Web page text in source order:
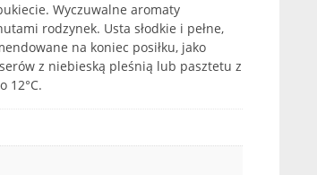
Wyczuwalne aromaty
rodzynek. Usta słodkie i pełne,
na koniec posiłku, jako
z niebieską pleśnią lub pasztetu z
12°C.